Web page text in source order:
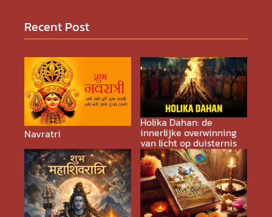
Recent Post
Navratri
Holika Dahan: de
innerlijke overwinning
van licht op duisternis